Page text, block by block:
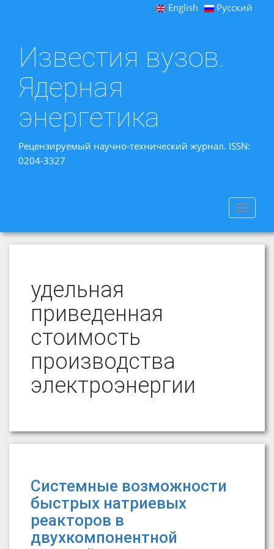
English Русский
Известия вузов.
Ядерная
энергетика
Рецензируемый научно-технический журнал. ISSN:
0204-3327
Toggle
удельная
приведенная
стоимость
производства
электроэнергии
Системные возможности
быстрых натриевых
реакторов в
двухкомпонентной